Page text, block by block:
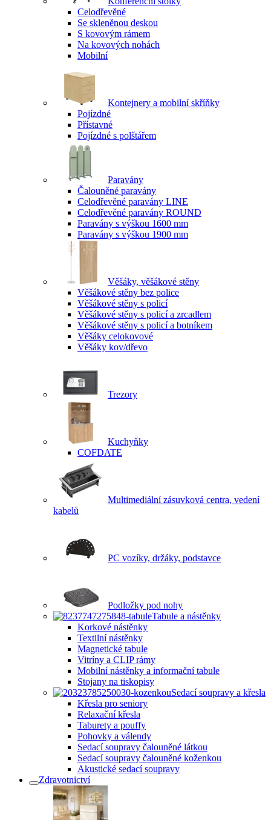
Celodřevěné
Se skleněnou deskou
S kovovým rámem
Na kovových nohách
Mobilní
Kontejnery a mobilní skříňky
Pojízdné
Přístavné
Pojízdné s polštářem
Paravány
Čalouněné paravány
Celodřevěné paravány LINE
Celodřevěné paravány ROUND
Paravány s výškou 1600 mm
Paravány s výškou 1900 mm
Věšáky, věšákové stěny
Věšákové stěny bez police
Věšákové stěny s policí
Věšákové stěny s policí a zrcadlem
Věšákové stěny s policí a botníkem
Věšáky celokovové
Věšáky kov/dřevo
Trezory
Kuchyňky
COFDATE
Multimediální zásuvková centra, vedení
kabelů
PC vozíky, držáky, podstavce
Podložky pod nohy
Tabule a nástěnky
Korkové nástěnky
Textilní nástěnky
Magnetické tabule
Vitríny a CLIP rámy
Mobilní nástěnky a informační tabule
Stojany na tiskopisy
Sedací soupravy a křesla
Křesla pro seniory
Relaxační křesla
Taburety a pouffy
Pohovky a válendy
Sedací soupravy čalouněné látkou
Sedací soupravy čalouněné koženkou
Akustické sedací soupravy
Zdravotnictví